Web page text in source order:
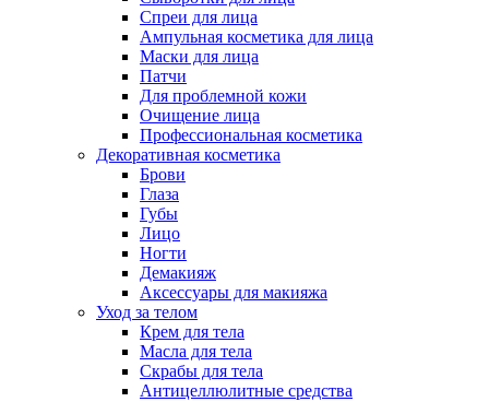
Спреи для лица
Ампульная косметика для лица
Маски для лица
Патчи
Для проблемной кожи
Очищение лица
Профессиональная косметика
Декоративная косметика
Брови
Глаза
Губы
Лицо
Ногти
Демакияж
Аксессуары для макияжа
Уход за телом
Крем для тела
Масла для тела
Скрабы для тела
Антицеллюлитные средства